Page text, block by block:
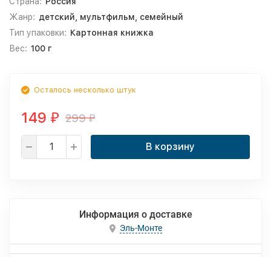
Жанр: детский, мультфильм, семейный
Тип упаковки: Картонная книжка
Вес: 100 г
Осталось несколько штук
149 ₽ 299₽
В корзину
Информация о доставке
Эль-Монте